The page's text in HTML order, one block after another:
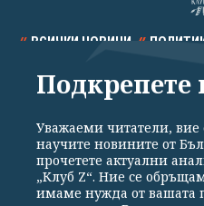
ВСИЧКИ НОВИНИ
СПОРТ КУЛТУРА
Подкрепете
Уважаеми читатели, вие
научите новините от
прочетете актуални
„Клуб Z“. Ние се
имаме нужда от вашата